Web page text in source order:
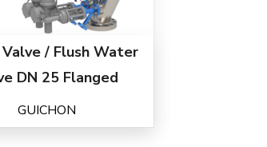
/ Flush Water
DN 25 Flanged
GUICHON